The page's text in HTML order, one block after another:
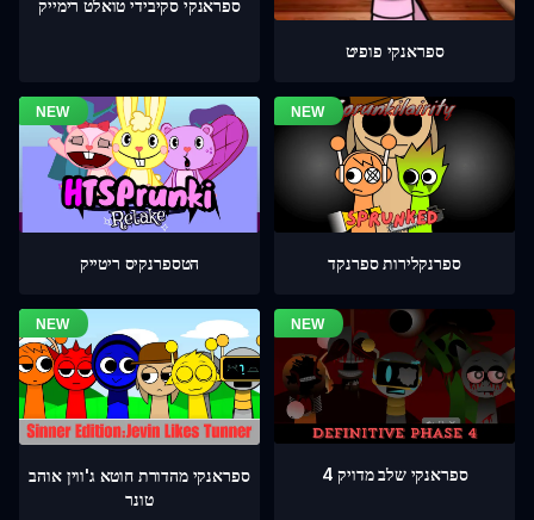
ספראנקי סקיבידי טואלט רימייק
ספראנקי פופיט
הטספרנקיס ריטייק ספרנקלירות ספרנקד
ספראנקי מהדורת חוטא ג'ווין אוהב
טונר
ספראנקי שלב מדויק 4